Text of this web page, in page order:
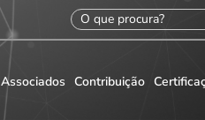
Associados Contribuição